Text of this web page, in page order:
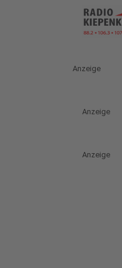
Anzeige
Anzeige
Anzeige